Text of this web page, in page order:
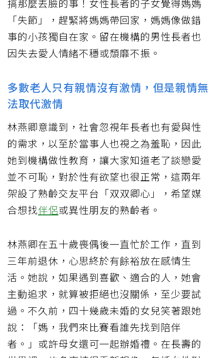
搞那麼丟臉的事！女性長者的子女覺得媽媽
「失節」，趕緊將媽媽帶回家，媽媽像做錯
事的小孩獨自在家。留在機構的男性長者也
因失去愛人情緒不穩或頹靡不振。
多數老人只有親情沒有激情，但是親情無
法取代激情
林燕卿意識到，社會忽視年長者也有愛與性
的需求，以至於當事人也視之為羞恥，因此
她到機構做性教育，讓大家知道老了談戀愛
並不可恥，對於性有欲望也很正常，這兩年
架設了熟齡交友平台「双双卿心」，希望媒
合想找伴侶或異性朋友的熟齡者。
林燕卿在五十歲喪偶後一直忙於工作，直到
三年前退休，心思終於有餘裕放在感情生
活。她說，如果遇到喜歡、適合的人，她會
主動追求，就算被拒絕也沒關係，至少要試
過。不久前，四十幾歲未婚的女兒笑著跟她
說：「媽，我們來比賽看誰先找到陪伴
者。」或許母女還可一起辦婚禮。在長壽的